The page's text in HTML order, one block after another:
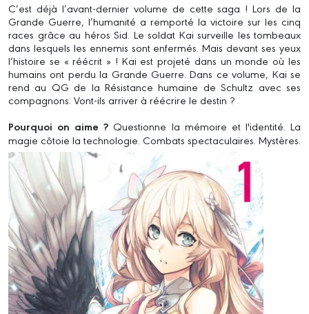
C’est déjà l’avant-dernier volume de cette saga ! Lors de la
Grande Guerre, l’humanité a remporté la victoire sur les cinq
races grâce au héros Sid. Le soldat Kai surveille les tombeaux
dans lesquels les ennemis sont enfermés. Mais devant ses yeux
l’histoire se « réécrit » ! Kai est projeté dans un monde où les
humains ont perdu la Grande Guerre. Dans ce volume, Kai se
rend au QG de la Résistance humaine de Schultz avec ses
compagnons. Vont-ils arriver à réécrire le destin ?
Pourquoi on aime ?Questionne la mémoire et l'identité. La
magie côtoie la technologie. Combats spectaculaires. Mystères.